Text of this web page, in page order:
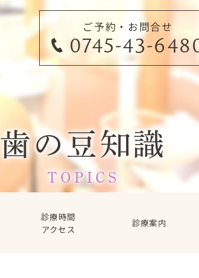
ご予約・お問合せ
0745-43-
歯の豆知識
TOPICS
診療時間
アクセス
診療案内